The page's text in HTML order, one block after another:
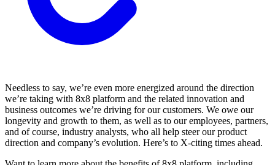
Needless to say, we’re even more energized around the direction
we’re taking with 8x8 platform and the related innovation and
business outcomes we’re driving for our customers. We owe our
longevity and growth to them, as well as to our employees, partners,
and of course, industry analysts, who all help steer our product
direction and company’s evolution. Here’s to X-citing times ahead.